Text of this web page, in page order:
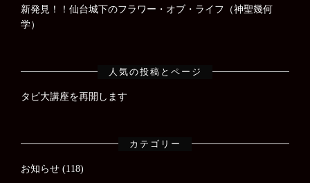
新発見！！仙台城下のフラワー・オブ・ライフ（神聖幾何
学）
人気の投稿とページ
タピ大講座を再開します
カテゴリー
お知らせ (118)